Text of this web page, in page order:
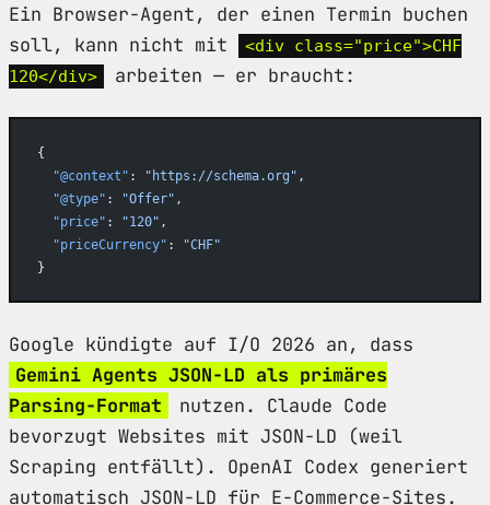
Ein Browser-Agent, der einen Termin buchen
soll, kann nicht mit
<div class="price">CHF
120</div>
arbeiten — er braucht:
{
  "@context"
: "https://schema.org" ,
  "@type"
: "Offer" ,
  "price"
: "120" ,
  "priceCurrency"
:
"CHF"
}
Google kündigte auf I/O 2026 an, dass
Gemini Agents JSON-LD als primäres
Parsing-Format
nutzen. Claude Code
bevorzugt Websites mit JSON-LD (weil
Scraping entfällt). OpenAI Codex generiert
automatisch JSON-LD für E-Commerce-Sites.